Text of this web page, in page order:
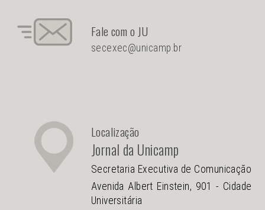
Fale com o JU
secexec@unicamp.br
Localização
Jornal da Unicamp
Secretaria Executiva de Comunicação
Avenida Albert Einstein, 901 - Cidade
Universitária